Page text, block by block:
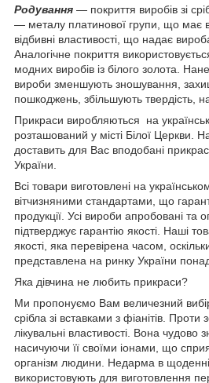
Родування — покриття виробів зі
— металу платинової групи, що має
відбивні властивості, що надає
Аналогічне покриття
модних виробів із білого золота.
вироби зменшують зношування,
пошкоджень, збільшують твердість,
Прикраси виробляються на
розташований у місті Білої Церкви.
доставить для Вас вподобані
України.
Всі товари виготовлені на
вітчизняними стандартами, що
продукції. Усі вироби апробовані
підтверджує гарантію якості. Наші
якості, яка перевірена часом,
представлена на ринку України
Яка дівчина не любить прикраси?
Ми пропонуємо Вам величезний
срібла зі вставками з фіанітів. Проти
лікувальні властивості. Вона чудово
насичуючи її своїми іонами, що
організм людини. Недарма в щоденній
використовують для виготовлення